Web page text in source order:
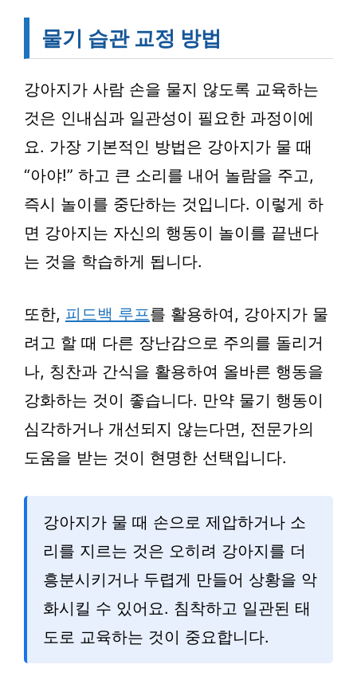
물기 습관 교정 방법
강아지가 사람 손을 물지 않도록 교육하는
것은 인내심과 일관성이 필요한 과정이에
요. 가장 기본적인 방법은 강아지가 물 때
“아야!” 하고 큰 소리를 내어 놀람을 주고,
즉시 놀이를 중단하는 것입니다. 이렇게 하
면 강아지는 자신의 행동이 놀이를 끝낸다
는 것을 학습하게 됩니다.
또한, 피드백 루프를 활용하여, 강아지가 물
려고 할 때 다른 장난감으로 주의를 돌리거
나, 칭찬과 간식을 활용하여 올바른 행동을
강화하는 것이 좋습니다. 만약 물기 행동이
심각하거나 개선되지 않는다면, 전문가의
도움을 받는 것이 현명한 선택입니다.
강아지가 물 때 손으로 제압하거나 소
리를 지르는 것은 오히려 강아지를 더
흥분시키거나 두렵게 만들어 상황을 악
화시킬 수 있어요. 침착하고 일관된 태
도로 교육하는 것이 중요합니다.